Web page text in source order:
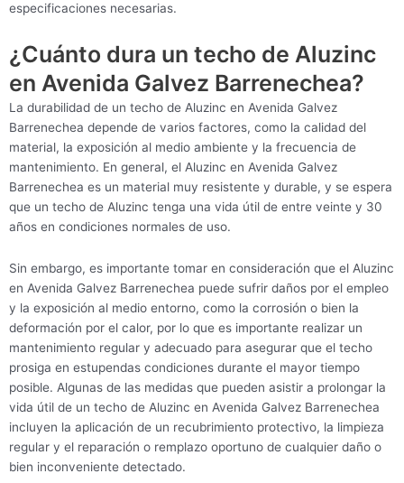
especificaciones necesarias.
¿Cuánto dura un techo de Aluzinc
en Avenida Galvez Barrenechea?
La durabilidad de un techo de Aluzinc en Avenida Galvez
Barrenechea depende de varios factores, como la calidad del
material, la exposición al medio ambiente y la frecuencia de
mantenimiento. En general, el Aluzinc en Avenida Galvez
Barrenechea es un material muy resistente y durable, y se espera
que un techo de Aluzinc tenga una vida útil de entre veinte y 30
años en condiciones normales de uso.
Sin embargo, es importante tomar en consideración que el Aluzinc
en Avenida Galvez Barrenechea puede sufrir daños por el empleo
y la exposición al medio entorno, como la corrosión o bien la
deformación por el calor, por lo que es importante realizar un
mantenimiento regular y adecuado para asegurar que el techo
prosiga en estupendas condiciones durante el mayor tiempo
posible. Algunas de las medidas que pueden asistir a prolongar la
vida útil de un techo de Aluzinc en Avenida Galvez Barrenechea
incluyen la aplicación de un recubrimiento protectivo, la limpieza
regular y el reparación o remplazo oportuno de cualquier daño o
bien inconveniente detectado.